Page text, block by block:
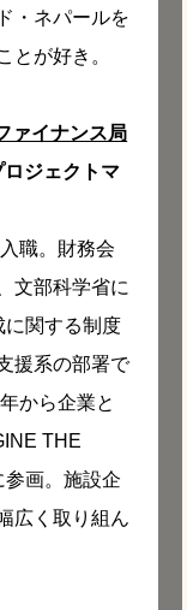
・ネパールを
とが好き。
ァイナンス局
ロジェクトマ
職。財務会
文部科学省に
に関する制度
援系の部署で
から企業と
THE
画。施設企
広く取り組ん